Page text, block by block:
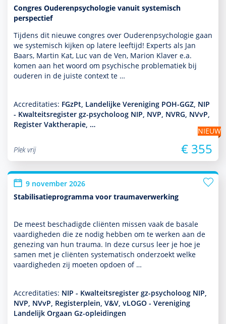
Congres Ouderenpsychologie vanuit systemisch
perspectief
Tijdens dit nieuwe congres over Ouderenpsycho­logie gaan
we systemisch kijken op latere leeftijd! Experts als Jan
Baars, Martin Kat, Luc van de Ven, Marion Klaver e.a.
komen aan het woord om psychische proble­ma­tiek bij
ouderen in de juiste context te …
Accreditaties: FGzPt, Landelijke Vereniging POH-GGZ, NIP
- Kwalteitsregister gz-psycholoog NIP, NVP, NVRG, NVvP,
Register Vaktherapie, …
NIEUW
Plek vrij
€ 355
9 november 2026
Stabilisatieprogramma voor traumaverwerking
De meest beschadigde cliënten missen vaak de basale
vaar­dig­heden die ze nodig hebben om te werken aan de
genezing van hun trauma. In deze cursus leer je hoe je
samen met je cliënten syste­ma­tisch onder­zoekt welke
vaar­dig­heden zij moeten opdoen of …
Accreditaties: NIP - Kwalteitsregister gz-psycholoog NIP,
NVP, NVvP, Registerplein, V&V, vLOGO - Vereniging
Landelijk Orgaan Gz-opleidingen